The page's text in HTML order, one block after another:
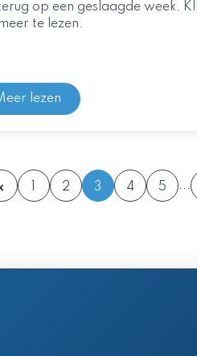
op een geslaagde week.
te lezen.
lezen
1 2 3 4 5